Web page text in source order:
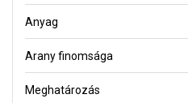
Anyag
Arany finomsága
Meghatározás